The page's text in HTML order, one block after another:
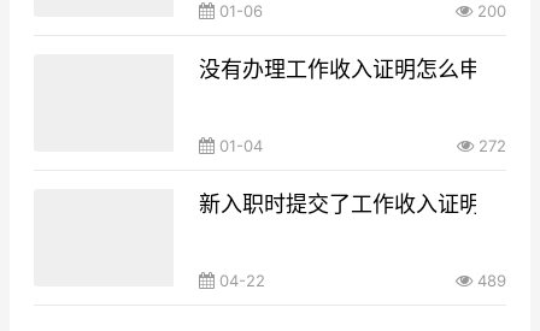
01-06 200
没有办理工作收入证明怎么申请大
01-04 272
新入职时提交了工作收入证明是不
04-22 489